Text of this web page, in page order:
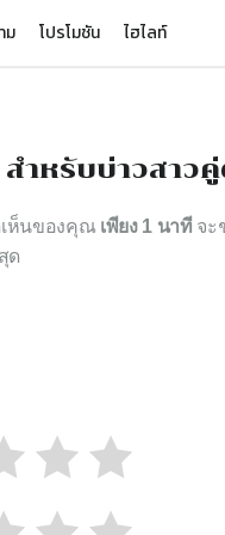
ม โปรโมชัน ไฮไลท์
หรับบ่าวสาวคู่
เห็นของคุณ เพียง 1 นาที จะ
ด